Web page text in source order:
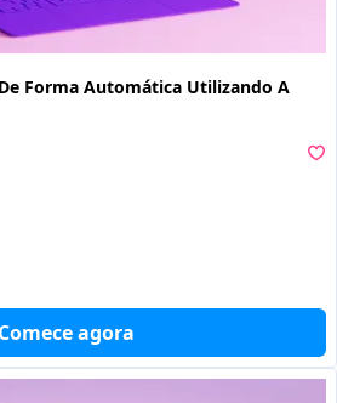
Forma Automática Utilizando A
Comece agora